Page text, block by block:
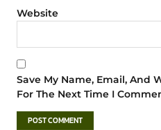
Website
Save My Name, Email, And
For The Next Time I